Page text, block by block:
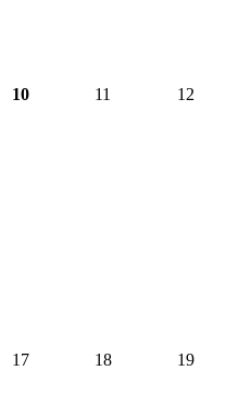
10 11 12
17 18 19